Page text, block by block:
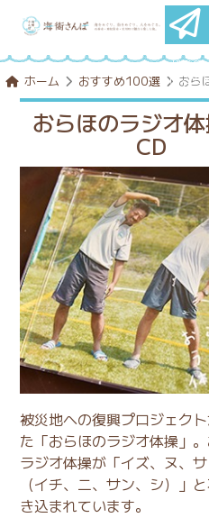
メール
ガ登録
はこち
ホーム おすすめ100選 おら
おらほのラジオ
CD
被災地への復興プロジェク
た「おらほのラジオ体操」
ラジオ体操が「イズ、ヌ、
（イチ、二、サン、シ）」
き込まれています。